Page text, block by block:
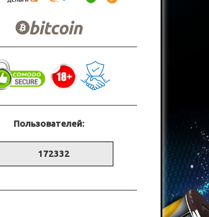
Пользователей:
172332